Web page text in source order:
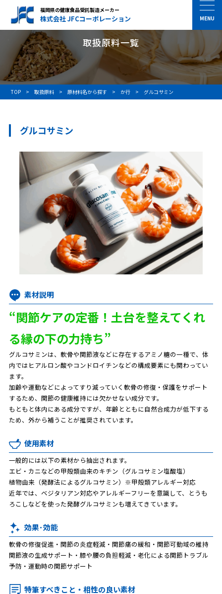
福岡県の健康食品受託製造メーカー
株式会社 JFCコーポレーション
取扱原料一覧
TOP 取扱原料 原材料名から探す か行 グルコサミン
グルコサミン
素材説明
“関節ケアの定番！土台を整えてくれ
る縁の下の力持ち”
グルコサミンは、軟骨や関節液などに存在するアミノ糖の一種で、体
内ではヒアルロン酸やコンドロイチンなどの構成要素にも関わってい
ます。
加齢や運動などによってすり減っていく軟骨の修復・保護をサポート
するため、関節の健康維持には欠かせない成分です。
もともと体内にある成分ですが、年齢とともに自然合成力が低下する
ため、外から補うことが推奨されています。
使用素材
一般的には以下の素材から抽出されます。
エビ・カニなどの甲殻類由来のキチン（グルコサミン塩酸塩）
植物由来（発酵法によるグルコサミン）※甲殻類アレルギー対応
近年では、ベジタリアン対応やアレルギーフリーを意識して、とうも
ろこしなどを使った発酵グルコサミンも増えてきています。
効果･効能
軟骨の修復促進・関節の炎症軽減・関節痛の緩和・関節可動域の維持
関節液の生成サポート・膝や腰の負担軽減・老化による関節トラブル
予防・運動時の関節サポート
特筆すべきこと・相性の良い素材